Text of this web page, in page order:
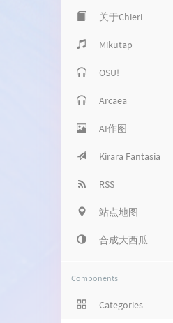
关于Chieri
Mikutap
原版
钢琴音色
吉他音色
OSU!
Web OSU!
Arcaea
Arcaea 成绩管理
AI作图
网页端
Kirara Fantasia
Card Maker!
RSS
Articles RSS
Comment RSS
站点地图
合成大西瓜
Components
Categories